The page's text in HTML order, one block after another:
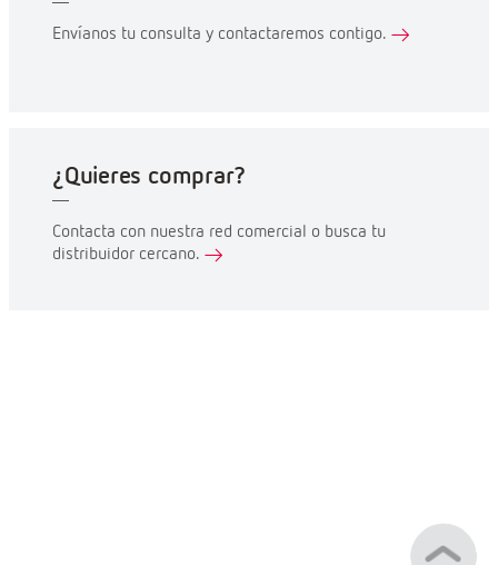
Envíanos tu consulta y contactaremos contigo.
¿Quieres comprar?
Contacta con nuestra red comercial o busca tu
distribuidor cercano.